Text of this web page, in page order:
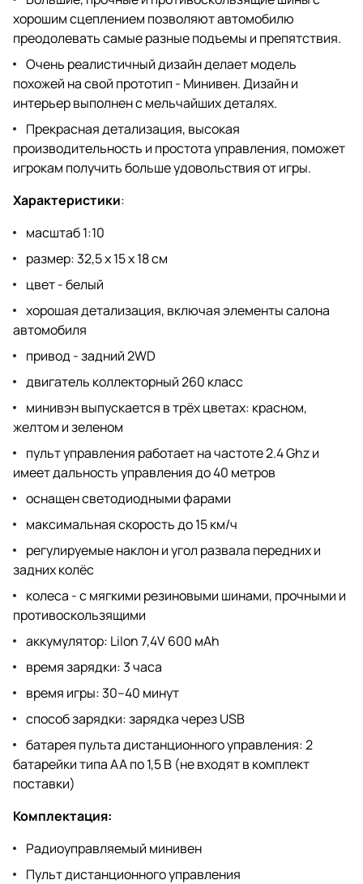
хорошим сцеплением позволяют автомобилю
преодолевать самые разные подъемы и препятствия.
Очень реалистичный дизайн делает модель
похожей на свой прототип - Минивен. Дизайн и
интерьер выполнен с мельчайших деталях.
Прекрасная детализация, высокая
производительность и простота управления, поможет
игрокам получить больше удовольствия от игры.
Характеристики:
масштаб 1:10
размер: 32,5 х 15 х 18 см
цвет - белый
хорошая детализация, включая элементы салона
автомобиля
привод - задний 2WD
двигатель коллекторный 260 класс
минивэн выпускается в трёх цветах: красном,
желтом и зеленом
пульт управления работает на частоте 2.4 Ghz и
имеет дальность управления до 40 метров
оснащен светодиодными фарами
максимальная скорость до 15 км/ч
регулируемые наклон и угол развала передних и
задних колёс
колеса - с мягкими резиновыми шинами, прочными и
противоскользящими
аккумулятор: LiIon 7,4V 600 мАh
время зарядки: 3 часа
время игры: 30–40 минут
способ зарядки: зарядка через USB
батарея пульта дистанционного управления: 2
батарейки типа АА по 1,5 В (не входят в комплект
поставки)
Комплектация:
Радиоуправляемый минивен
Пульт дистанционного управления